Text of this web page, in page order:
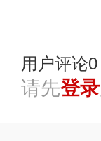
用户评论0
请先登录